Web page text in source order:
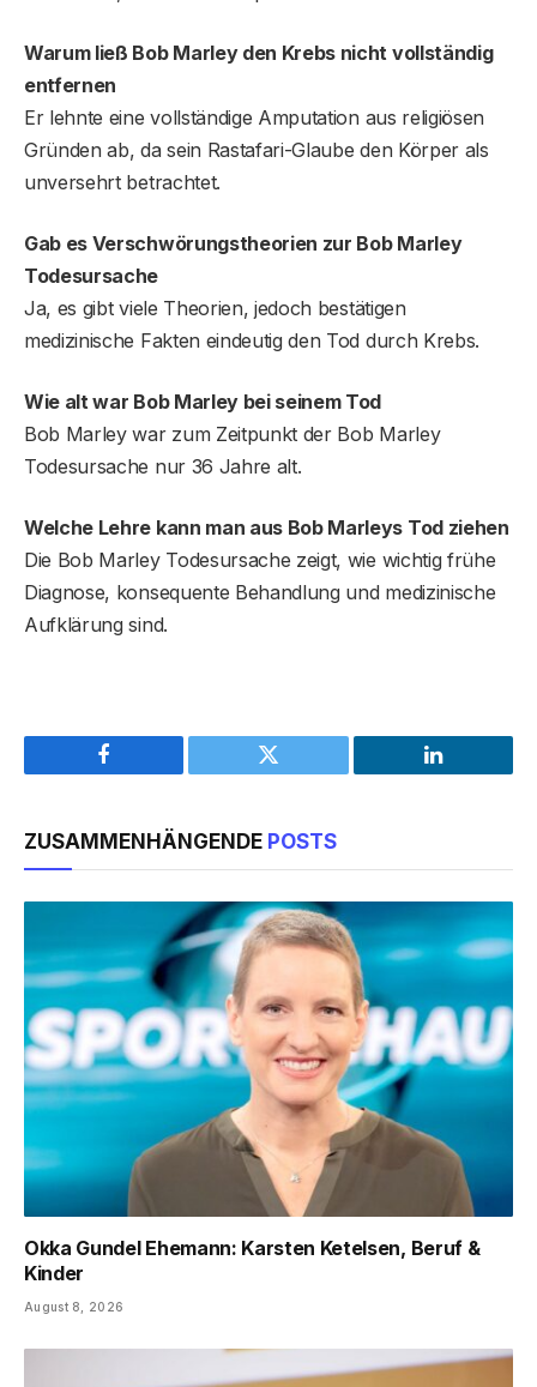
Warum ließ Bob Marley den Krebs nicht vollständig
entfernen
Er lehnte eine vollständige Amputation aus religiösen
Gründen ab, da sein Rastafari-Glaube den Körper als
unversehrt betrachtet.
Gab es Verschwörungstheorien zur Bob Marley
Todesursache
Ja, es gibt viele Theorien, jedoch bestätigen
medizinische Fakten eindeutig den Tod durch Krebs.
Wie alt war Bob Marley bei seinem Tod
Bob Marley war zum Zeitpunkt der Bob Marley
Todesursache nur 36 Jahre alt.
Welche Lehre kann man aus Bob Marleys Tod ziehen
Die Bob Marley Todesursache zeigt, wie wichtig frühe
Diagnose, konsequente Behandlung und medizinische
Aufklärung sind.
Facebook Twitter LinkedIn
ZUSAMMENHÄNGENDE POSTS
Okka Gundel Ehemann: Karsten Ketelsen, Beruf &
Kinder
August 8, 2026